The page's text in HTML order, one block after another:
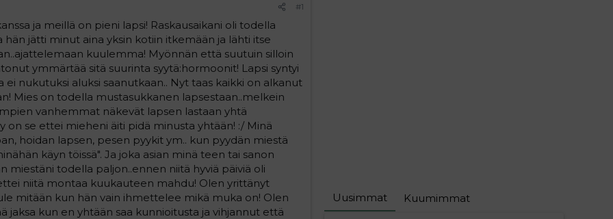
#1
ja meillä on pieni lapsi! Raskausaikani oli todella
jätti minut aina yksin kotiin itkemään ja lähti itse
kuulemma! Myönnän että suutuin silloin
ymmärtää sitä suurinta syytä:hormoonit! Lapsi syntyi
ei nukutuksi aluksi saanutkaan.. Nyt taas kaikki on alkanut
Mies on todella mustasukkanen lapsestaan..melkein
vanhemmat näkevät lapsen lastaan yhtä
on se ettei mieheni äiti pidä minusta yhtään! :/ Minä
hoidan lapsen, pesen pyykit ym.. kun pyydän miestä
käyn töissä". Ja joka asian minä teen tai sanon
miestäni todella paljon..ennen niitä hyviä päiviä oli
niitä montaa kuukauteen mahdu! Olen yrittänyt
mitään kun hän vain ihmettelee mikä muka on! Olen
jaksa kun en yhtään saa kunnioitusta ja vihjannut että
Uusimmat Kuumimmat